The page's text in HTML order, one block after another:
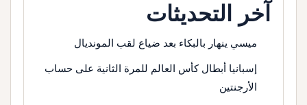
آخر التحديثات
ميسي ينهار بالبكاء بعد ضياع لقب المونديال
إسبانيا أبطال كأس العالم للمرة الثانية على حساب
الأرجنتين